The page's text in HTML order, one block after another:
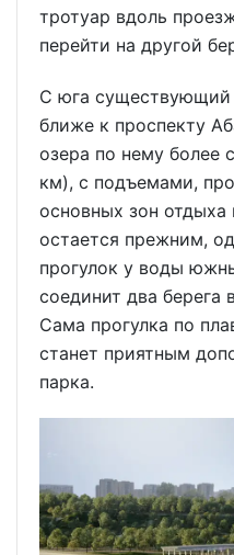
тротуар вдоль
перейти на другой
С юга существующий
ближе к проспекту
озера по нему более
км), с подъемами,
основных зон отдыха
остается прежним,
прогулок у воды
соединит два берега
Сама прогулка по
станет приятным
парка.